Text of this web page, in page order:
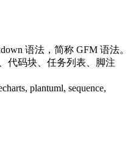
语法，简称 GFM 语法。
代码块、任务列表、脚注
plantuml, sequence,